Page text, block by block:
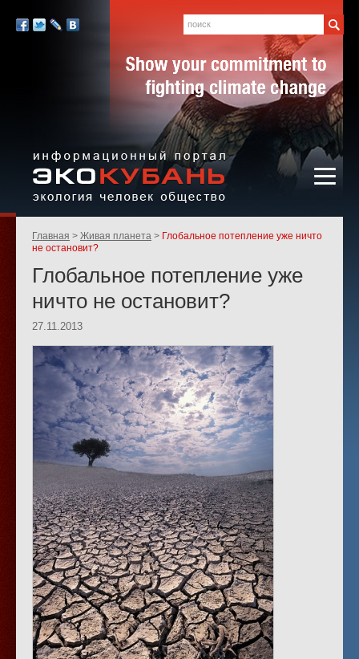
«ЭКО-КУБАНЬ»
человек,
общество
Родительские
страницы:
Главная Живая планета
Глобальное потепление уже ничто
не остановит?
Глобальное потепление уже
ничто не остановит?
27.11.2013
Мы
Поиск